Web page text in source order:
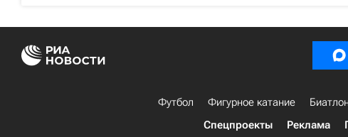
Футбол Фигурное катание
Спецпроекты
Реклама